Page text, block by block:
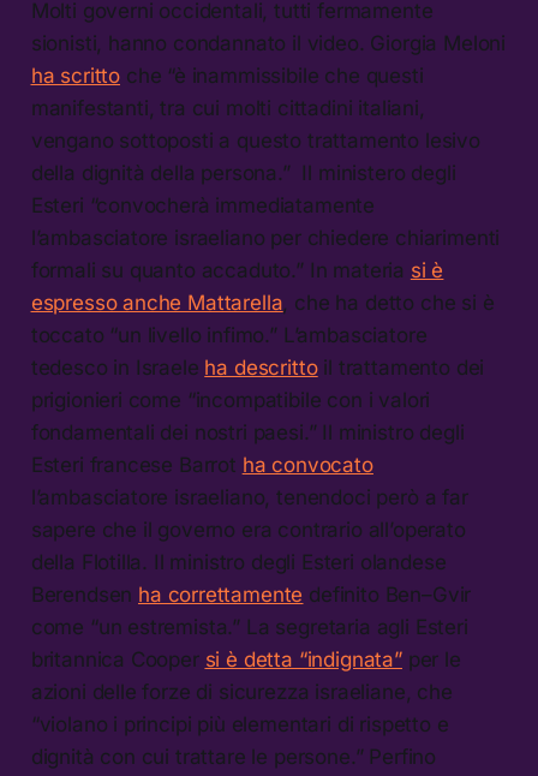
Molti governi occidentali, tutti fermamente
sionisti, hanno condannato il video. Giorgia Meloni
ha scritto che “è inammissibile che questi
manifestanti, tra cui molti cittadini italiani,
vengano sottoposti a questo trattamento lesivo
della dignità della persona.” Il ministero degli
Esteri “convocherà immediatamente
l’ambasciatore israeliano per chiedere chiarimenti
formali su quanto accaduto.” In materia si è
espresso anche Mattarella, che ha detto che si è
toccato “un livello infimo.” L’ambasciatore
tedesco in Israele ha descrittoil trattamento dei
prigionieri come “incompatibile con i valori
fondamentali dei nostri paesi.” Il ministro degli
Esteri francese Barrot ha convocato
l’ambasciatore israeliano, tenendoci però a far
sapere che il governo era contrario all’operato
della Flotilla. Il ministro degli Esteri olandese
Berendsen ha correttamente definito Ben–Gvir
come “un estremista.” La segretaria agli Esteri
britannica Cooper si è detta “indignata”per le
azioni delle forze di sicurezza israeliane, che
“violano i principi più elementari di rispetto e
dignità con cui trattare le persone.” Perfino